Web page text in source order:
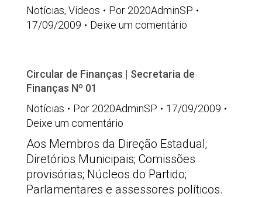
Notícias, Vídeos Por 2020AdminSP
17/09/2009
Deixe um comentário
Circular de Finanças | Secretaria de
Finanças Nº 01
Notícias
Por 2020AdminSP
17/09/2009
Deixe um comentário
Aos Membros da Direção Estadual;
Diretórios Municipais; Comissões
provisórias; Núcleos do Partido;
Parlamentares e assessores políticos.